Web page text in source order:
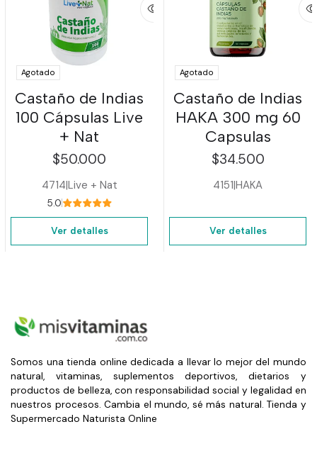
Agotado
Castaño de Indias
100 Cápsulas Live
+ Nat
$50.000
4714|Live + Nat
5.0
Ver detalles
Agotado
Castaño de Indias
HAKA 300 mg 60
Capsulas
$34.500
4151|HAKA
Ver detalles
Somos una tienda online dedicada a llevar lo mejor del mundo
natural, vitaminas, suplementos deportivos, dietarios y
productos de belleza, con responsabilidad social y legalidad en
nuestros procesos. Cambia el mundo, sé más natural. Tienda y
Supermercado Naturista Online